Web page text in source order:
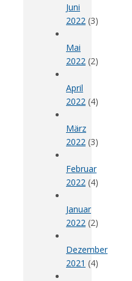
Juni
2022 (3)
Mai
2022 (2)
April
2022 (4)
März
2022 (3)
Februar
2022 (4)
Januar
2022 (2)
Dezember
2021 (4)